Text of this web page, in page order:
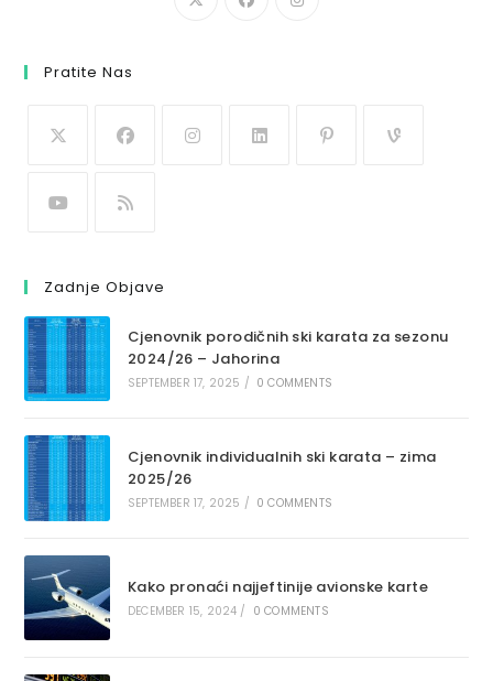
Pratite Nas
Zadnje Objave
Cjenovnik porodičnih ski karata za sezonu
2024/26 – Jahorina
SEPTEMBER 17, 2025 / 0 COMMENTS
Cjenovnik individualnih ski karata – zima
2025/26
SEPTEMBER 17, 2025 / 0 COMMENTS
Kako pronaći najjeftinije avionske karte
DECEMBER 15, 2024 / 0 COMMENTS